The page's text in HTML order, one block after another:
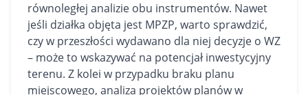
równoległej analizie obu instrumentów. Nawet
jeśli działka objęta jest MPZP, warto sprawdzić,
czy w przeszłości wydawano dla niej decyzje o WZ
– może to wskazywać na potencjał inwestycyjny
terenu. Z kolei w przypadku braku planu
miejscowego, analiza projektów planów w